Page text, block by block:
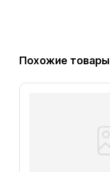
Похожие товары